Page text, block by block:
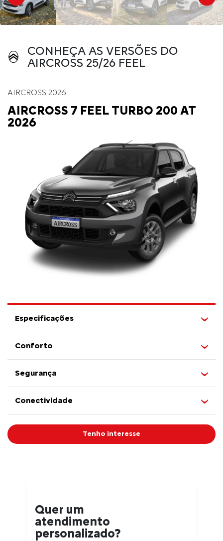
CONHEÇA AS VERSÕES DO
AIRCROSS 25/26 FEEL
AIRCROSS 2026
AIRCROSS 7 FEEL TURBO 200 AT
2026
Especificações
Conforto
Segurança
Conectividade
Tenho interesse
Quer um
atendimento
personalizado?